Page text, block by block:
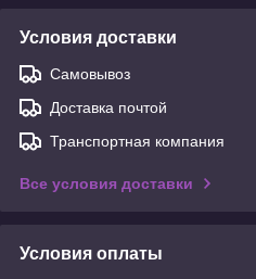
Условия доставки
Самовывоз
Доставка почтой
Транспортная компания
Все условия доставки
Условия оплаты